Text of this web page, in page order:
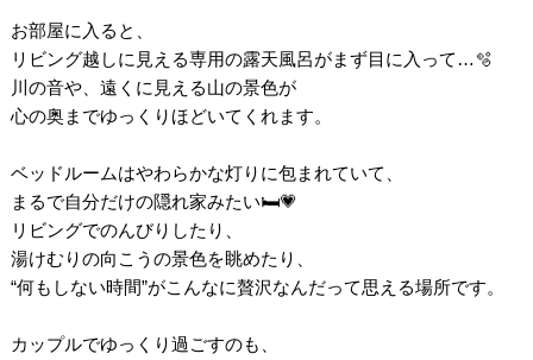
お部屋に入ると、
リビング越しに見える専用の露天風呂がまず目に入って…🫧
川の音や、遠くに見える山の景色が
心の奥までゆっくりほどいてくれます。
ベッドルームはやわらかな灯りに包まれていて、
まるで自分だけの隠れ家みたい🛏️💗
リビングでのんびりしたり、
湯けむりの向こうの景色を眺めたり、
“何もしない時間”がこんなに贅沢なんだって思える場所です。
カップルでゆっくり過ごすのも、